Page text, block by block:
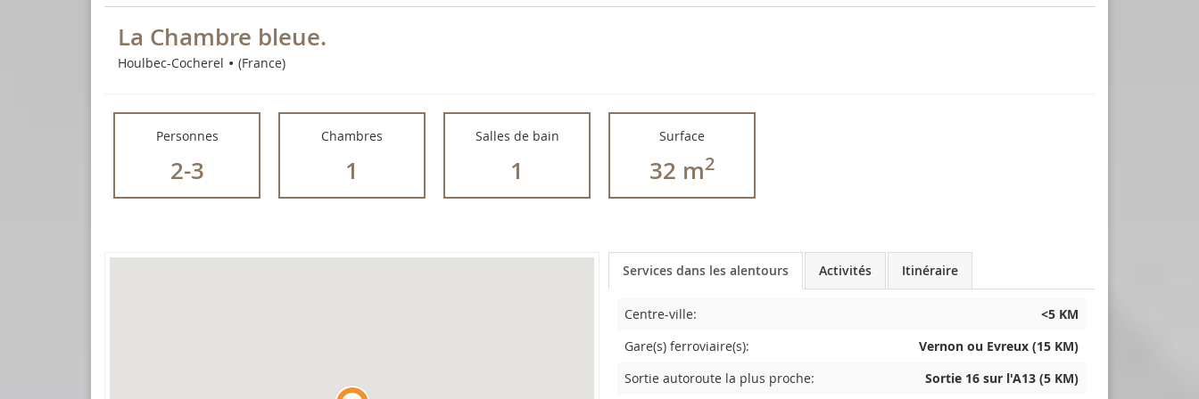
La Chambre bleue.
Houlbec-Cocherel (France)
Personnes
2-3
Chambres
1
Salles de bain
1
Surface
32 m2
Services dans les alentours Activités Itinéraire
Centre-ville:
<5 KM
Gare(s) ferroviaire(s):
Vernon ou Evreux (15 KM)
Sortie autoroute la plus proche:
Sortie 16 sur l'A13 (5 KM)